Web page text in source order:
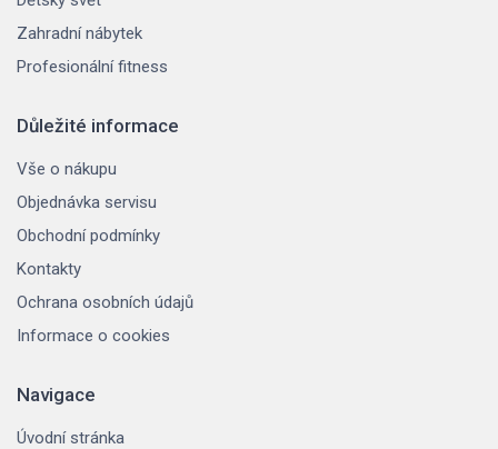
Zahradní nábytek
Profesionální fitness
Důležité informace
Vše o nákupu
Objednávka servisu
Obchodní podmínky
Kontakty
Ochrana osobních údajů
Informace o cookies
Navigace
Úvodní stránka